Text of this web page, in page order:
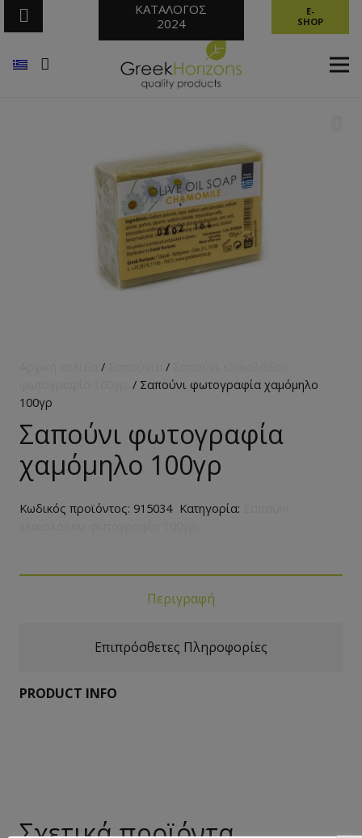
ΚΑΤΑΛΟΓΟΣ
2024
E-
SHOP
/ /
/ Σαπούνι φωτογραφία χαμόμηλο
100γρ
Σαπούνι φωτογραφία
χαμόμηλο 100γρ
Κωδικός προϊόντος: 915034 Κατηγορία:
Περιγραφή
Επιπρόσθετες Πληροφορίες
PRODUCT INFO